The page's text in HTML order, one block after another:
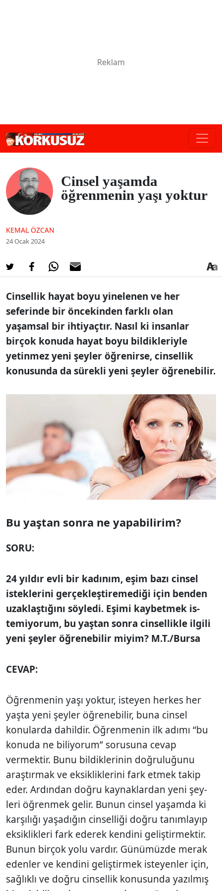
Cinsel yaşamda
öğrenmenin yaşı yoktur
KEMAL ÖZCAN
24 Ocak 2024
Cinsellik hayat boyu yinelenen ve her
seferinde bir öncekinden farklı olan
yaşamsal bir ihtiyaçtır. Nasıl ki insanlar
birçok konuda hayat boyu bildikleriyle
yetinmez yeni şeyler öğrenirse, cinsellik
konusunda da sürekli yeni şeyler öğrenebilir.
Bu yaştan sonra ne yapabilirim?
SORU:
24 yıldır evli bir kadınım, eşim bazı cinsel
isteklerini gerçekleştiremediği için benden
uzaklaştığını söyledi. Eşimi kaybetmek is­
temiyorum, bu yaştan sonra cinsellikle ilgili
yeni şeyler öğrenebilir miyim? M.T./Bursa
CEVAP:
Öğrenmenin yaşı yoktur, isteyen herkes her
yaşta yeni şeyler öğrenebilir, buna cinsel
konularda dahildir. Öğrenmenin ilk adımı “bu
konuda ne biliyorum” sorusuna cevap
vermektir. Bunu bildiklerinin doğruluğunu
araştırmak ve eksikliklerini fark etmek takip
eder. Ardından doğru kaynaklardan yeni şey­
leri öğrenmek gelir. Bunun cinsel yaşamda ki
karşılığı yaşadığın cinselliği doğru tanımlayıp
eksiklikleri fark ederek kendini geliştirmek­tir.
Bunun birçok yolu vardır. Günümüzde me­rak
edenler ve kendini geliştirmek isteyenler için,
sağlıklı ve doğru cinsellik konusunda yazılmış